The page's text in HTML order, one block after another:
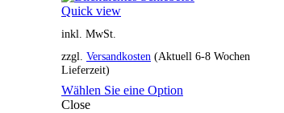
Quick view
inkl. MwSt.
zzgl. Versandkosten (Aktuell 6-8 Wochen
Lieferzeit)
Wählen Sie eine Option
Close